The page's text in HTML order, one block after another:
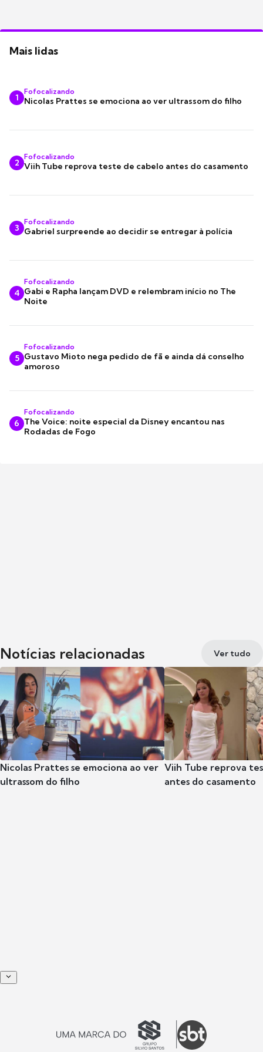
Mais lidas
1
Fofocalizando
Nicolas Prattes se emociona ao ver ultrassom do filho
2
Fofocalizando
Viih Tube reprova teste de cabelo antes do casamento
3
Fofocalizando
Gabriel surpreende ao decidir se entregar à polícia
4
Fofocalizando
Gabi e Rapha lançam DVD e relembram início no The
Noite
5
Fofocalizando
Gustavo Mioto nega pedido de fã e ainda dá conselho
amoroso
6
Fofocalizando
The Voice: noite especial da Disney encantou nas
Rodadas de Fogo
Notícias relacionadas Ver tudo
Nicolas Prattes se emociona ao ver
ultrassom do filho
Viih Tube reprova
antes do casamento